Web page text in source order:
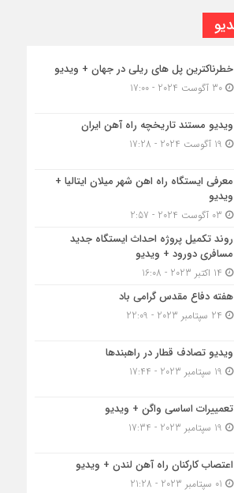
خطرناکترین پل های ریلی در جهان + ویدیو
30 آگوست 2024 - 17:00
ویدیو مستند تاریخچه راه آهن ایران
معرفی ایستگاه راه اهن شهر میلان ایتالیا +
ویدیو
روند تکمیل پروژه احداث ایستگاه جدید
مسافری دورود + ویدیو
هفته دفاع مقدس گرامی باد
ویدیو تصادف قطار در راهبندها
تعمییرات اساسی واگن + ویدیو
اعتصاب کارکنان راه آهن لندن + ویدیو